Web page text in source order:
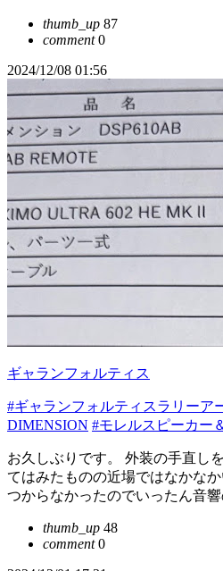
thumb_up 87
comment0
2024/12/08 01:56
ギャランフォルティス
#ギャランフォルティスラリーア
DIMENSION #モレルスピーカー
お久しぶりです。 外装の手直し
てはみたものの近場ではなかな
つからなかったのでいったん音
thumb_up 48
comment0